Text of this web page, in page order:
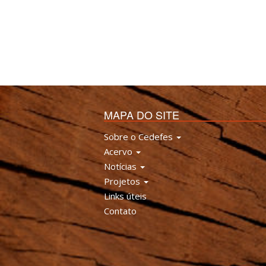
MAPA DO SITE
Sobre o Cedefes
Acervo
Notícias
Projetos
Links úteis
Contato